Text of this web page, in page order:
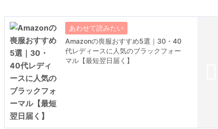
Amazonの喪服おすすめ5選｜30・40
代レディースに人気のブラックフォー
マル【最短翌日届く】